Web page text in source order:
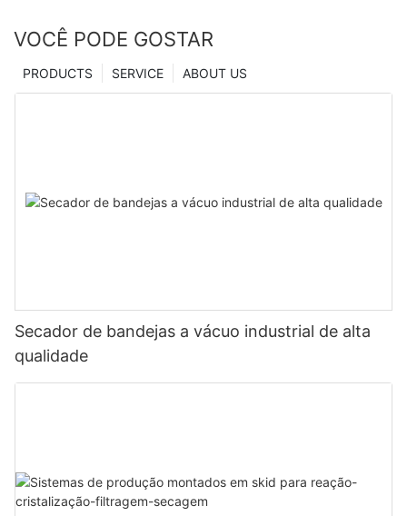
VOCÊ PODE GOSTAR
ABOUT US
SERVICE
PRODUCTS
Secador de bandejas a vácuo industrial de alta
qualidade